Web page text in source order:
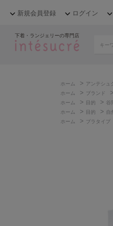
新規会員登録 ログイン
下着・ランジェリーの専門店
ホーム > アンテシュ
ホーム
> ブランド >
ホーム
> 目的 > 谷
ホーム
> 目的 > 自
ホーム
> ブラタイプ